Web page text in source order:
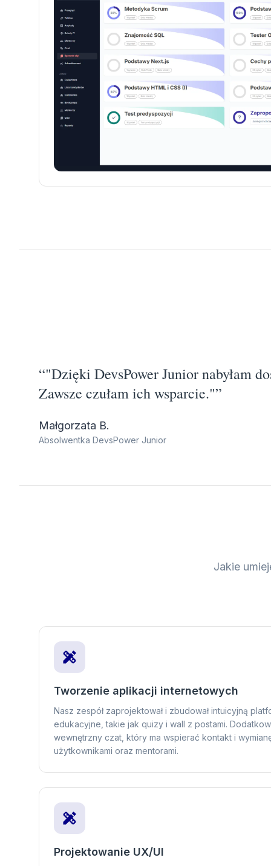
“"Dzięki DevsPower Junior nabyłam
Zawsze czułam ich wsparcie."”
Małgorzata B.
Absolwentka DevsPower Junior
Jakie
Tworzenie aplikacji internetowych
Nasz zespół zaprojektował i zbudował intuicyjną
edukacyjne, takie jak quizy i wall z postami.
wewnętrzny czat, który ma wspierać kontakt i
użytkownikami oraz mentorami.
Projektowanie UX/UI